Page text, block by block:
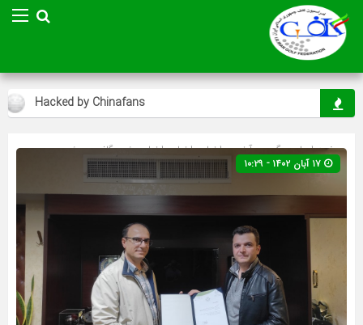
Hacked by Chinafans
صفحه اصلی» گروه »آخرین اخبار»اخبار»اخبار ویژه»گلف»ویژه